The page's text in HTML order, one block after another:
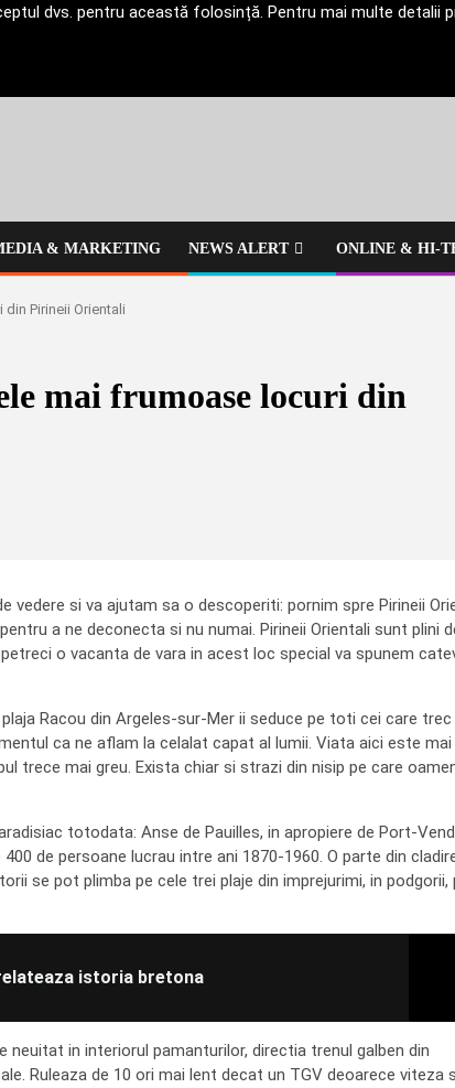
dvs. pentru această folosință. Pentru mai multe detalii
& MARKETING NEWS ALERT ONLINE & HI-
Pirineii Orientali
mai frumoase locuri din
si va ajutam sa o descoperiti: pornim spre Pirineii
a ne deconecta si nu numai. Pirineii Orientali sunt plini
o vacanta de vara in acest loc special va spunem
Racou din Argeles-sur-Mer ii seduce pe toti cei care trec
ca ne aflam la celalat capat al lumii. Viata aici este mai
trece mai greu. Exista chiar si strazi din nisip pe care
totodata: Anse de Pauilles, in apropiere de Port-
de persoane lucrau intre ani 1870-1960. O parte din
se pot plimba pe cele trei plaje din imprejurimi, in podgorii,
istoria bretona
neuitat in interiorul pamanturilor, directia trenul galben din
Ruleaza de 10 ori mai lent decat un TGV deoarece viteza